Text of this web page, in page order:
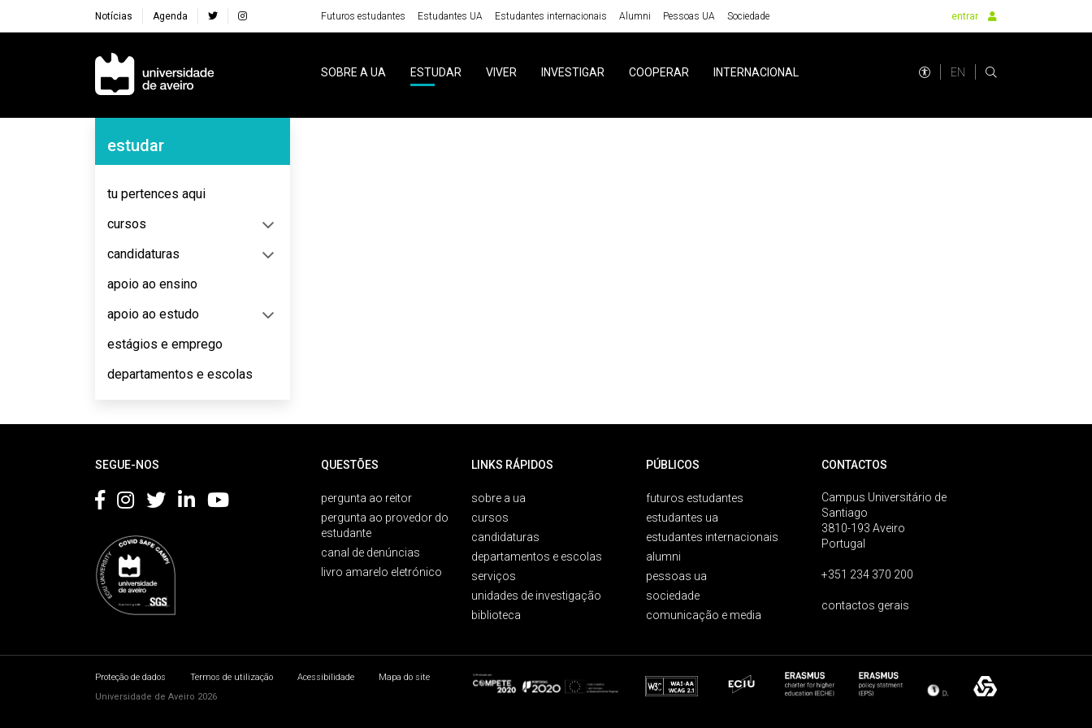
Notícias Agenda Futuros estudantes Estudantes UA Estudantes internacionais Alumni Pessoas UA Sociedade entrar
Navegação Principal
SOBRE A UA ESTUDAR VIVER INVESTIGAR COOPERAR INTERNACIONAL EN
Navegação Lateral
estudar
tu pertences aqui
cursos
candidaturas
apoio ao ensino
apoio ao estudo
estágios e emprego
departamentos e escolas
SEGUE-NOS QUESTÕES
pergunta ao reitor
pergunta ao provedor do
estudante
canal de denúncias
livro amarelo eletrónico
LINKS RÁPIDOS
sobre a ua
cursos
candidaturas
departamentos e escolas
serviços
unidades de investigação
biblioteca
PÚBLICOS
futuros estudantes
estudantes ua
estudantes internacionais
alumni
pessoas ua
sociedade
comunicação e media
CONTACTOS
Campus Universitário de
Santiago
3810-193 Aveiro
Portugal
+351 234 370 200
contactos gerais
Proteção de dados Termos de utilização Acessibilidade
Mapa do site
Universidade de Aveiro 2026